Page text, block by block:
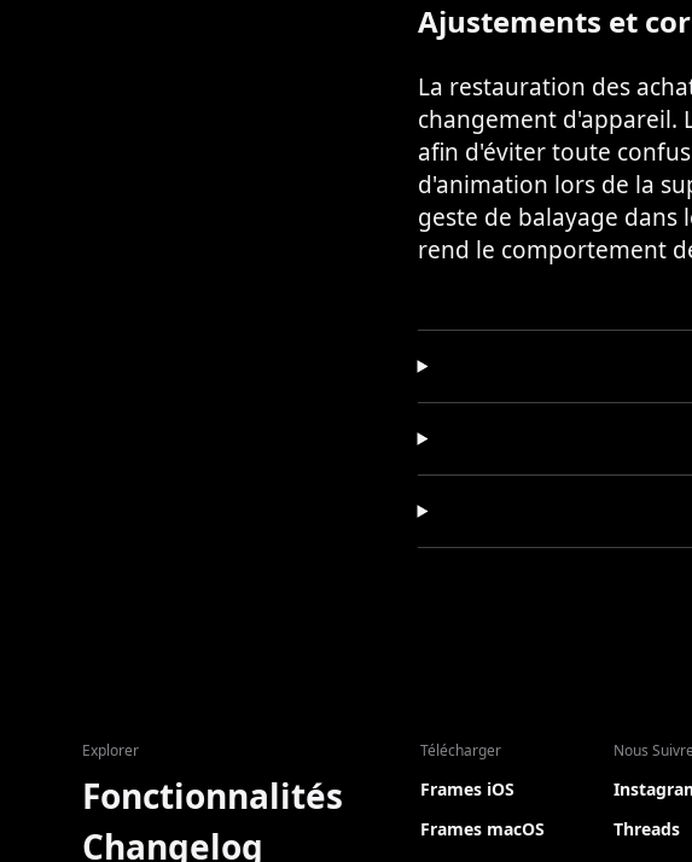
Ajustements et
La restauration des
changement d'appareil.
afin d'éviter toute
d'animation lors de la
geste de balayage dans
rend le comportement
Explorer
Fonctionnalités
Changelog
Télécharger
Frames iOS
Frames macOS
Nous Suivre
Threads